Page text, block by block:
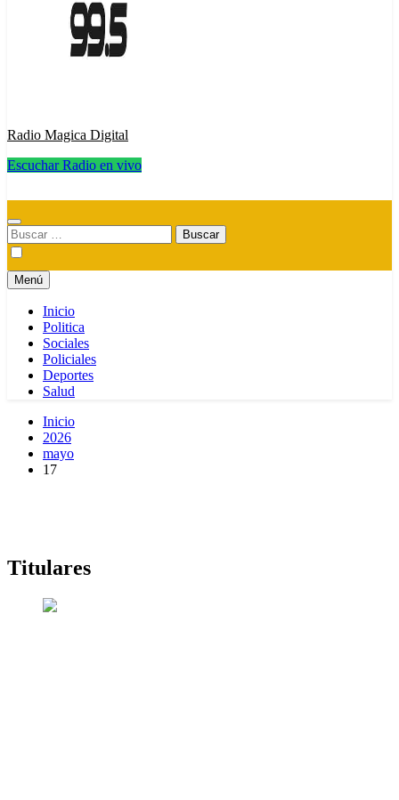
Radio Magica Digital
Escuchar Radio en vivo
Buscar:
Menú
Inicio
Politica
Sociales
Policiales
Deportes
Salud
Inicio
2026
mayo
17
Titulares